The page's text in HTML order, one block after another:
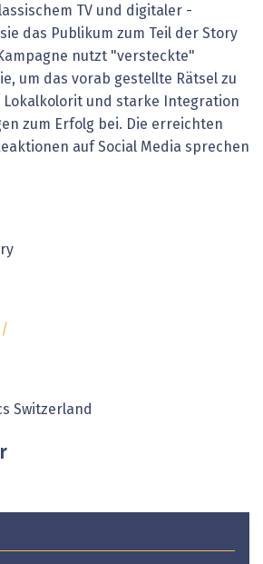
TV und digitaler
das Publikum zum Teil der Story
nutzt "versteckte"
um das vorab gestellte Rätsel zu
Lokalkolorit und starke Integration
zum Erfolg bei. Die erreichten
auf Social Media sprechen
Switzerland